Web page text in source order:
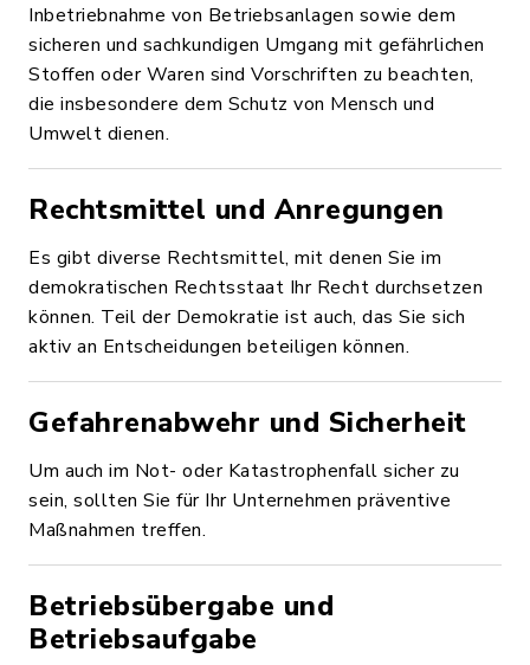
Inbetriebnahme von Betriebsanlagen sowie dem
sicheren und sachkundigen Umgang mit gefährlichen
Stoffen oder Waren sind Vorschriften zu beachten,
die insbesondere dem Schutz von Mensch und
Umwelt dienen.
Rechtsmittel und Anregungen
Es gibt diverse Rechtsmittel, mit denen Sie im
demokratischen Rechtsstaat Ihr Recht durchsetzen
können. Teil der Demokratie ist auch, das Sie sich
aktiv an Entscheidungen beteiligen können.
Gefahrenabwehr und Sicherheit
Um auch im Not- oder Katastrophenfall sicher zu
sein, sollten Sie für Ihr Unternehmen präventive
Maßnahmen treffen.
Betriebsübergabe und
Betriebsaufgabe